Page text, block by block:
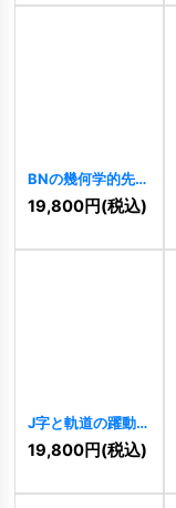
BNの幾何学的先進
的連結ロゴ
11320 ]
19,800円(税込)
J字と軌道の躍動
的な先進ロゴ
11298 ]
19,800円(税込)